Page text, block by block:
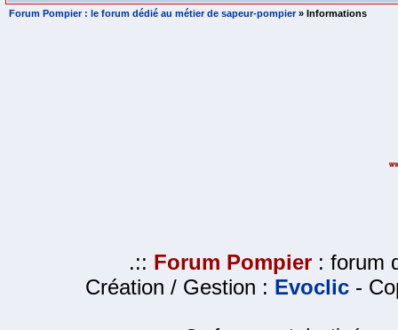
Forum Pompier : le forum dédié au métier de sapeur-pompier» Informations
.:: Forum Pompier : forum
Création / Gestion : Evoclic -